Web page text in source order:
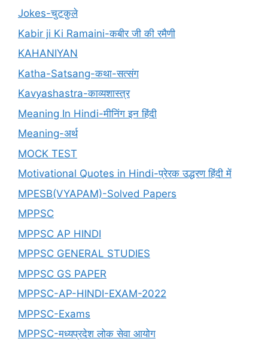
Jokes-चुटकुले
Kabir ji Ki Ramaini-कबीर जी की रमैणी
KAHANIYAN
Katha-Satsang-कथा-सत्संग
Kavyashastra-काव्यशास्त्र
Meaning In Hindi-मीनिंग इन हिंदी
Meaning-अर्थ
MOCK TEST
Motivational Quotes in Hindi-प्रेरक उद्धरण हिंदी में
MPESB(VYAPAM)-Solved Papers
MPPSC
MPPSC AP HINDI
MPPSC GENERAL STUDIES
MPPSC GS PAPER
MPPSC-AP-HINDI-EXAM-2022
MPPSC-Exams
MPPSC-मध्यप्रदेश लोक सेवा आयोग